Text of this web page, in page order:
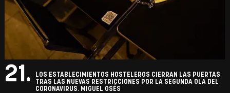
21.
LOS ESTABLECIMIENTOS HOSTELEROS CIERRAN LAS PUERTAS
TRAS LAS NUEVAS RESTRICCIONES POR LA SEGUNDA OLA DEL
CORONAVIRUS. MIGUEL OSÉS